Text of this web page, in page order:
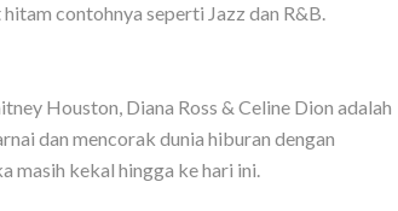
contohnya seperti Jazz dan R&B.
Houston, Diana Ross & Celine Dion adalah
dan mencorak dunia hiburan dengan
masih kekal hingga ke hari ini.